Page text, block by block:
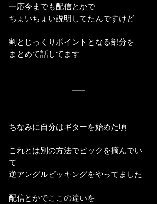
一応今までも配信とかで
ちょいちょい説明してたんですけど
割とじっくりポイントとなる部分を
まとめて話してます
ちなみに自分はギターを始めた頃
これとは別の方法でピックを摘んでい
て
逆アングルピッキングをやってました
配信とかでここの違いを